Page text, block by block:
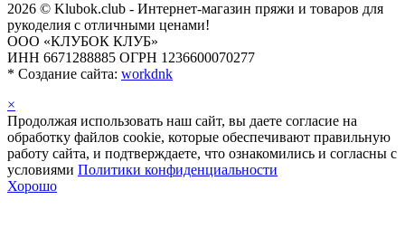
2026 © Klubok.club - Интернет-магазин пряжи и товаров для
рукоделия с отличными ценами!
ООО «КЛУБОК КЛУБ»
ИНН 6671288885 ОГРН 1236600070277
* Создание сайта: workdnk
×
Продолжая использовать наш сайт, вы даете согласие на
обработку файлов cookie, которые обеспечивают правильную
работу сайта, и подтверждаете, что ознакомились и согласны с
условиями Политики конфиденциальности
Хорошо